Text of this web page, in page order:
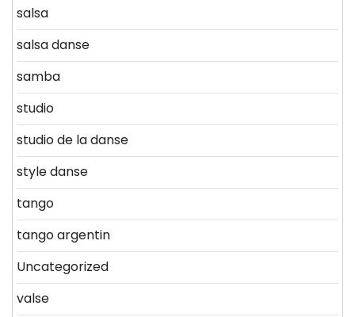
salsa
salsa danse
samba
studio
studio de la danse
style danse
tango
tango argentin
Uncategorized
valse